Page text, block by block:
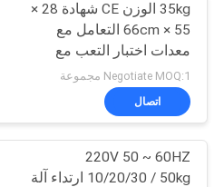
جولة
المعمل
مراقبة
الجودة
35kg الوزن CE شهادة 28 ×
55 × 66cm التعامل مع
معدات اختبار التعب مع
ضمان سنة واحدة
Negotiate MOQ:1 مجموعة
اتصال
220V 50 ~ 60HZ
10/20/30 / 50kg ارتداء آلة